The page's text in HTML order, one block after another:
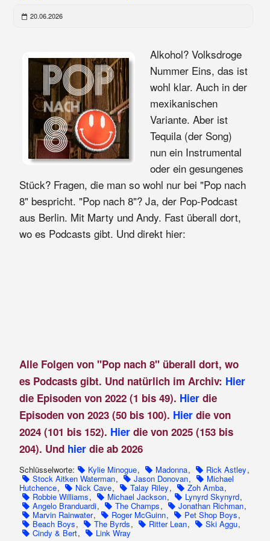
20.06.2026
Alkohol? Volksdroge
Nummer Eins, das ist
wohl klar. Auch in der
mexikanischen
Variante. Aber ist
Tequila (der Song)
nun ein Instrumental
oder ein gesungenes
Stück? Fragen, die man so wohl nur bei "Pop nach
8" bespricht. "Pop nach 8"? Ja, der Pop-Podcast
aus Berlin. Mit Marty und Andy. Fast überall dort,
wo es Podcasts gibt. Und direkt hier:
Alle Folgen von "Pop nach 8" überall dort, wo
es Podcasts gibt. Und natürlich im Archiv: Hier
die Episoden von 2022 (1 bis 49). Hierdie
Episoden von 2023 (50 bis 100). Hier die von
2024 (101 bis 152). Hier die von 2025 (153 bis
204). Und hier die ab 2026
Schlüsselworte: Kylie Minogue, Madonna, Rick Astley,
Stock Aitken Waterman, Jason Donovan, Michael
Hutchence, Nick Cave, Talay Riley, Zoh Amba,
Robbie Williams, Michael Jackson, Lynyrd Skynyrd,
Angelo Branduardi, The Champs, Jonathan Richman,
Marvin Rainwater, Roger McGuinn, Pet Shop Boys,
Beach Boys, The Byrds, Ritter Lean, Ski Aggu,
Cindy & Bert, Link Wray